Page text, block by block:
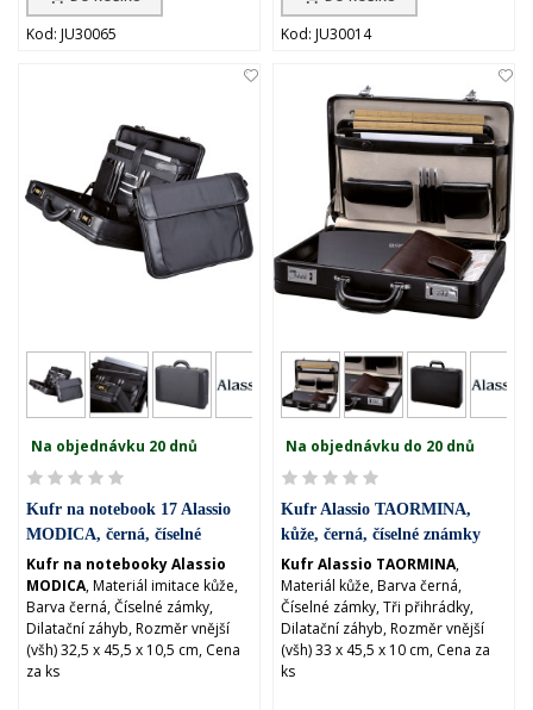
Kod: JU30065 Kod: JU30014
Na objednávku 20 dnů
Kufr na notebook 17 Alassio
MODICA, černá, číselné
známky (45039)
Kufr na notebooky Alassio
MODICA, Materiál imitace kůže,
Barva černá, Číselné zámky,
Dilatační záhyb, Rozměr vnější
(všh) 32,5 x 45,5 x 10,5 cm, Cena
za ks
Na objednávku do 20 dnů
Kufr Alassio TAORMINA,
kůže, černá, číselné známky
(41033)
Kufr Alassio TAORMINA,
Materiál kůže, Barva černá,
Číselné zámky, Tři přihrádky,
Dilatační záhyb, Rozměr vnější
(všh) 33 x 45,5 x 10 cm, Cena za
ks